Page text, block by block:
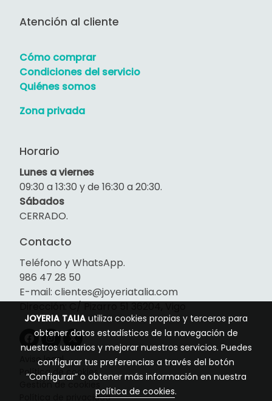
Atención al cliente
Cómo comprar
Condiciones del servicio
Quiénes somos
Zona privada
Horario
Lunes a viernes
09:30 a 13:30 y de 16:30 a 20:30.
Sábados
CERRADO.
Contacto
Teléfono y WhatsApp.
986 47 28 50
E-mail: clientes@joyeriatalia.com
Aviso legal
Política de cookies
Gestión de cookies
Política de privacidad
JOYERIA TALIA utiliza cookies propias y terceros para
obtener datos estadísticos de la navegación de
nuestros usuarios y mejorar nuestros servicios. Puedes
configurar tus preferencias a través del botón
“Configurar” o obtener más información en nuestra
política de cookies.